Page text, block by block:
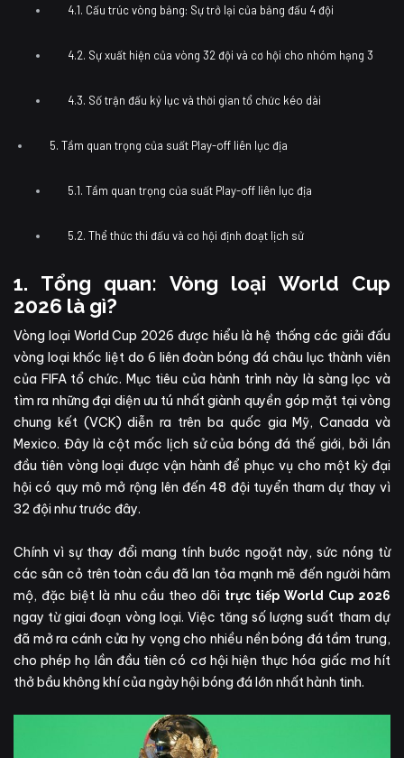
4.1. Cấu trúc vòng bảng: Sự trở lại của bảng đấu 4 đội
4.2. Sự xuất hiện của vòng 32 đội và cơ hội cho nhóm hạng 3
4.3. Số trận đấu kỷ lục và thời gian tổ chức kéo dài
5. Tầm quan trọng của suất Play-off liên lục địa
5.1. Tầm quan trọng của suất Play-off liên lục địa
5.2. Thể thức thi đấu và cơ hội định đoạt lịch sử
1. Tổng quan: Vòng loại World Cup
2026 là gì?
Vòng loại World Cup 2026 được hiểu là hệ thống các giải đấu
vòng loại khốc liệt do 6 liên đoàn bóng đá châu lục thành viên
của FIFA tổ chức. Mục tiêu của hành trình này là sàng lọc và
tìm ra những đại diện ưu tú nhất giành quyền góp mặt tại vòng
chung kết (VCK) diễn ra trên ba quốc gia Mỹ, Canada và
Mexico. Đây là cột mốc lịch sử của bóng đá thế giới, bởi lần
đầu tiên vòng loại được vận hành để phục vụ cho một kỳ đại
hội có quy mô mở rộng lên đến 48 đội tuyển tham dự thay vì
32 đội như trước đây.
Chính vì sự thay đổi mang tính bước ngoặt này, sức nóng từ
các sân cỏ trên toàn cầu đã lan tỏa mạnh mẽ đến người hâm
mộ, đặc biệt là nhu cầu theo dõi trực tiếp World Cup 2026
ngay từ giai đoạn vòng loại. Việc tăng số lượng suất tham dự
đã mở ra cánh cửa hy vọng cho nhiều nền bóng đá tầm trung,
cho phép họ lần đầu tiên có cơ hội hiện thực hóa giấc mơ hít
thở bầu không khí của ngày hội bóng đá lớn nhất hành tinh.